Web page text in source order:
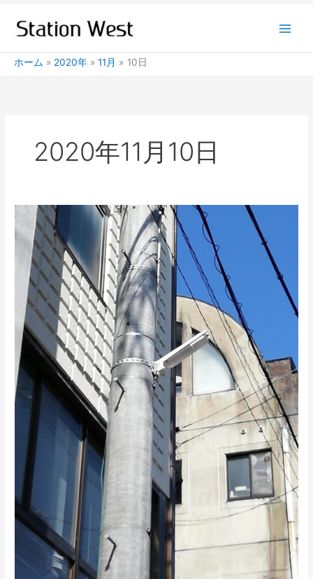
ス
ホーム 2020年 11月 10日
2020年11月10日
LED
街
設
置